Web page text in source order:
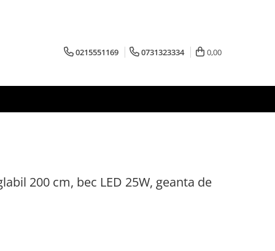
0215551169 0731323334 0,00
200 cm, bec LED 25W, geanta de